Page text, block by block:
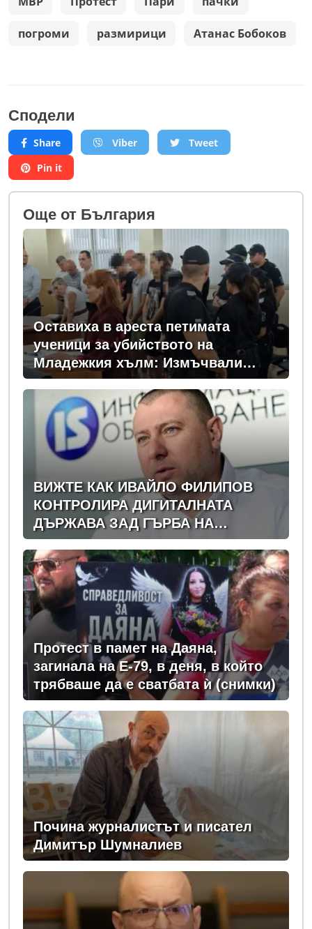
погроми размирици Атанас Бобоков
Сподели
Share Viber
Tweet
Pin it
Oще от България
Оставиха в ареста петимата
ученици за убийството на
Младежкия хълм: Измъчвали
Георги час, гаврили се с него и го
обрали
ВИЖТЕ КАК ИВАЙЛО ФИЛИПОВ
КОНТРОЛИРА ДИГИТАЛНАТА
ДЪРЖАВА ЗАД ГЪРБА НА
ПРАВИТЕЛСТВОТО?
(РАЗСЛЕДВАНЕ)
Протест в памет на Даяна,
загинала на Е-79, в деня, в който
трябваше да е сватбата ѝ (снимки)
Почина журналистът и писател
Димитър Шумналиев